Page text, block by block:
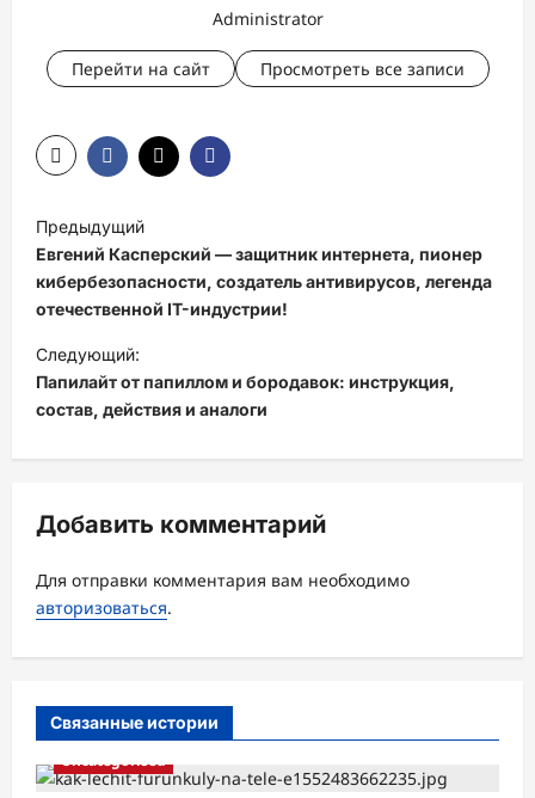
Administrator
Перейти на сайт Просмотреть все записи
Н
а
в
и
г
а
я
з
а
п
и
Предыдущий
Евгений Касперский — защитник интернета, пионер
кибербезопасности, создатель антивирусов, легенда
отечественной IT-индустрии!
Следующий:
Папилайт от папиллом и бородавок: инструкция,
состав, действия и аналоги
Добавить комментарий
Для отправки комментария вам необходимо
авторизоваться.
Связанные истории
Uncategorised